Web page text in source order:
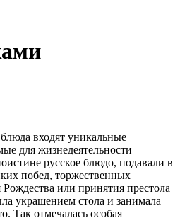
входят уникальные
для жизнедеятельности
русское блюдо, подавали в
побед, торжественных
или принятия престола
украшением стола и занимала
Так отмечалась особая